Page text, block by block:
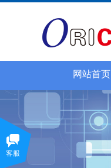
网站首页
客服